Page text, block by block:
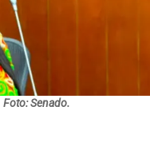
Foto: Senado.